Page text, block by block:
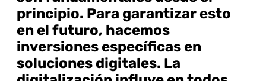
principio. Para garantizar esto
en el futuro, hacemos
inversiones específicas en
soluciones digitales. La